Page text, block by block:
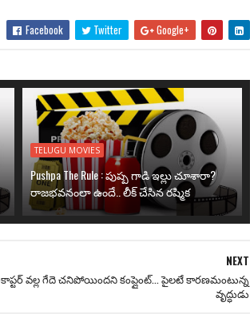
Facebook Twitter Google+
TELUGU MOVIES
Pushpa The Rule : పుష్ప గాడి ఇల్లు చూశారా?
రాజభవనంలా ఉందే.. లీక్ చేసిన రష్మిక
NEXT
వల్ల గేదె చనిపోయిందని కంప్లైంట్... పైలటే కారణమంటున్న
వృద్ధుడు